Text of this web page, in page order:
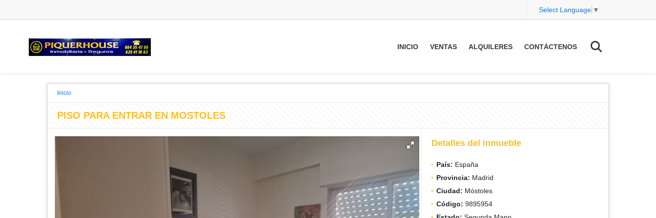
Select Language ▼
INICIO VENTAS ALQUILERES CONTÁCTENOS
Inicio
PISO PARA ENTRAR EN MOSTOLES
Detalles del inmueble
País: España
Provincia: Madrid
Ciudad: Móstoles
Código: 9895954